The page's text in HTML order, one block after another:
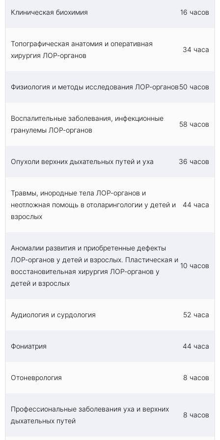
Клиническая биохимия 16 часов
Топографическая анатомия и оперативная
хирургия ЛОР-органов
34 часа
Физиология и методы исследования ЛОР-органов50 часов
Воспалительные заболевания, инфекционные
гранулемы ЛОР-органов
58 часов
Опухоли верхних дыхательных путей и уха 36 часов
Травмы, инородные тела ЛОР-органов и
неотложная помощь в отоларингологии у детей и
взрослых
44 часа
Аномалии развития и приобретенные дефекты
ЛОР-органов у детей и взрослых. Пластическая и
восстановительная хирургия ЛОР-органов у
детей и взрослых
10 часов
Аудиология и сурдология 52 часа
Фониатрия 44 часа
Отоневрология 8 часов
Профессиональные заболевания уха и верхних
дыхательных путей
8 часов